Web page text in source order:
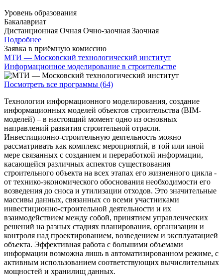
Уровень образования
Бакалавриат
Дистанционная Очная Очно-заочная Заочная
Подробнее
Заявка в приёмную комиссию
МТИ — Московский технологический институт
Информационное моделирование в строительстве
Посмотреть все программы (64)
Технологии информационного моделирования, создание
информационных моделей объектов строительства (BIM-
моделей) – в настоящий момент одно из основных
направлений развития строительной отрасли.
Инвестиционно-строительную деятельность можно
рассматривать как комплекс мероприятий, в той или иной
мере связанных с созданием и переработкой информации,
касающейся различных аспектов существования
строительного объекта на всех этапах его жизненного цикла -
от технико-экономического обоснования необходимости его
возведения до сноса и утилизации отходов. Это значительные
массивы данных, связанных со всеми участниками
инвестиционно-строительной деятельности и их
взаимодействием между собой, принятием управленческих
решений на разных стадиях планирования, организации и
контроля над проектированием, возведением и эксплуатацией
объекта. Эффективная работа с большими объемами
информации возможна лишь в автоматизированном режиме, с
активным использованием соответствующих вычислительных
мощностей и хранилищ данных.